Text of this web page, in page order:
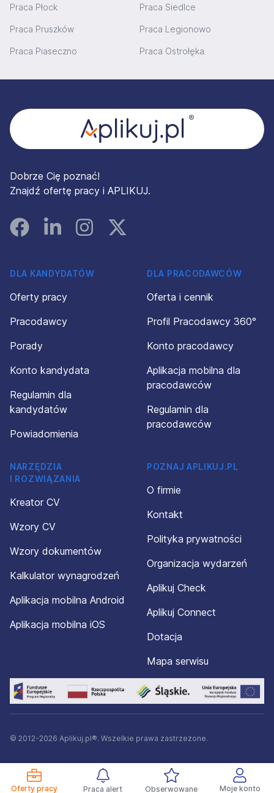
Oferty pracy Praca alert Obserwowane Moje konto
Praca Płock Praca Siedlce
Praca Pruszków Praca Legionowo
Praca Piaseczno Praca Ostrołęka
Dobrze Cię poznać!
Znajdź ofertę pracy i APLIKUJ.
FacebookLinked InInstagramInstagram
DLA KANDYDATÓW
Oferty pracy
Pracodawcy
Porady
Konto kandydata
Regulamin dla
kandydatów
Powiadomienia
DLA PRACODAWCÓW
Oferta i cennik
Profil Pracodawcy 360°
Konto pracodawcy
Aplikacja mobilna dla
pracodawców
Regulamin dla
pracodawców
NARZĘDZIA
I ROZWIĄZANIA
Kreator CV
Wzory CV
Wzory dokumentów
Kalkulator wynagrodzeń
Aplikacja mobilna Android
Aplikacja mobilna iOS
POZNAJ APLIKUJ.PL
O firmie
Kontakt
Polityka prywatności
Organizacja wydarzeń
Aplikuj Check
Aplikuj Connect
Dotacja
Mapa serwisu
© 2012-2026 Aplikuj.pl®. Wszelkie prawa zastrzeżone.